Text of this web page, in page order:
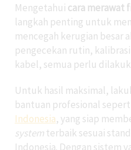
Mengetahui cara merawat
langkah penting untuk
mencegah kerugian besar
pengecekan rutin,
kabel, semua perlu
Untuk hasil maksimal,
bantuan profesional
Indonesia, yang siap
systemterbaik sesuai
Indonesia. Dengan sistem